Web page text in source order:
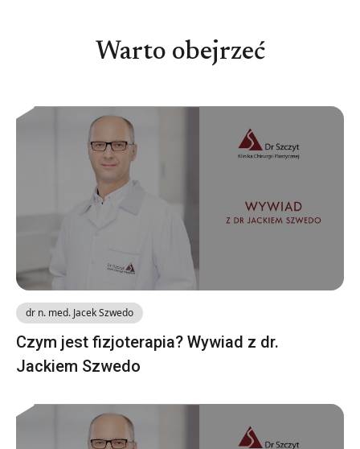
Warto obejrzeć
dr n. med. Jacek Szwedo
Czym jest fizjoterapia? Wywiad z dr.
Jackiem Szwedo